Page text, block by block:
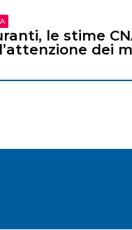
le stime
dei